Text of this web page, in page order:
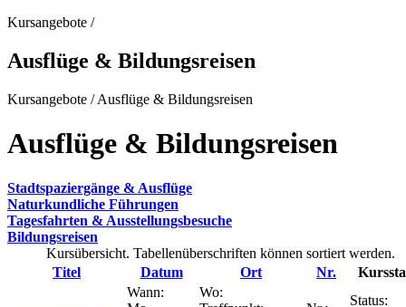
Kursangebote /
Ausflüge & Bildungsreisen
Kursangebote /Ausflüge & Bildungsreisen
Ausflüge & Bildungsreisen
Stadtspaziergänge & Ausflüge
Naturkundliche Führungen
Tagesfahrten & Ausstellungsbesuche
Bildungsreisen
Kursübersicht. Tabellenüberschriften können sortiert werden.
Titel
Datum Ort Nr.
Wann:
Wo:
Status: